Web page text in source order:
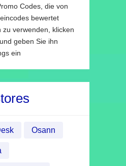
Codes, die von
bewertet
verwenden, klicken
geben Sie ihn
ein
Osann